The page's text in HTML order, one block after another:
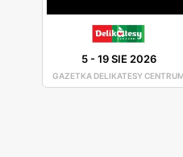
5-19 SIE 2026
GAZETKA DELIKATESY